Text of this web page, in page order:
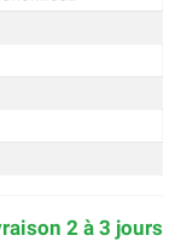
2 à 3 jours